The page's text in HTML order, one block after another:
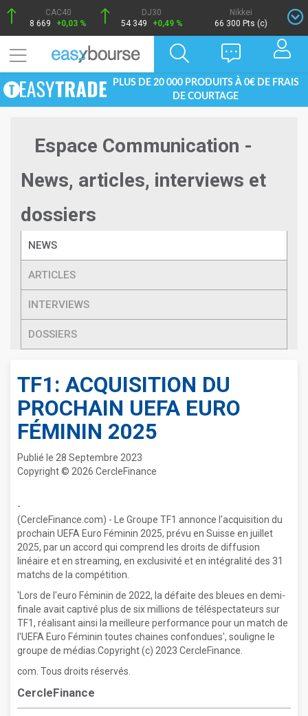
CAC40
8 669
+0,03 %
DJ30
54 349
+0,49 %
Nikkei
66 300 Pts (c)
PLUS DE 20 000 PRODUITS À 0€ DE FRAIS
DE COURTAGE
Espace Communication -
News, articles, interviews et
dossiers
NEWS
ARTICLES
INTERVIEWS
DOSSIERS
TF1: ACQUISITION DU
PROCHAIN UEFA EURO
FÉMININ 2025
Publié le 28 Septembre 2023
Copyright © 2026 CercleFinance
-
(CercleFinance.com) - Le Groupe TF1 annonce l'acquisition du
prochain UEFA Euro Féminin 2025, prévu en Suisse en juillet
2025, par un accord qui comprend les droits de diffusion
linéaire et en streaming, en exclusivité et en intégralité des 31
matchs de la compétition.
'Lors de l'euro Féminin de 2022, la défaite des bleues en demi-
finale avait captivé plus de six millions de téléspectateurs sur
TF1, réalisant ainsi la meilleure performance pour un match de
l'UEFA Euro Féminin toutes chaines confondues', souligne le
groupe de médias.Copyright (c) 2023 CercleFinance.
com. Tous droits réservés.
CercleFinance